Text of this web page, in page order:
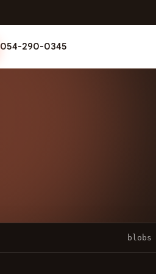
054-290-0345
blobs